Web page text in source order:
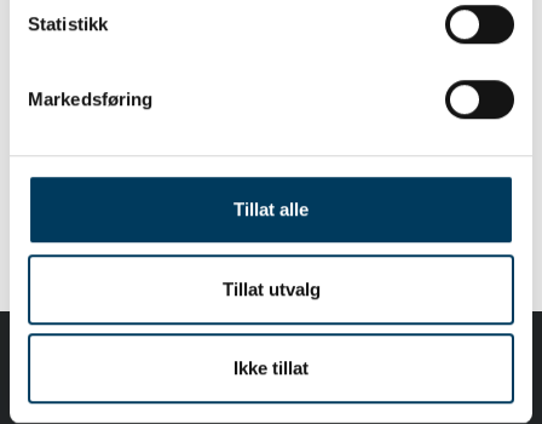
Statistikk
Markedsføring
Tillat alle
Tillat utvalg
Ikke tillat
799,00 NOK
Følg oss